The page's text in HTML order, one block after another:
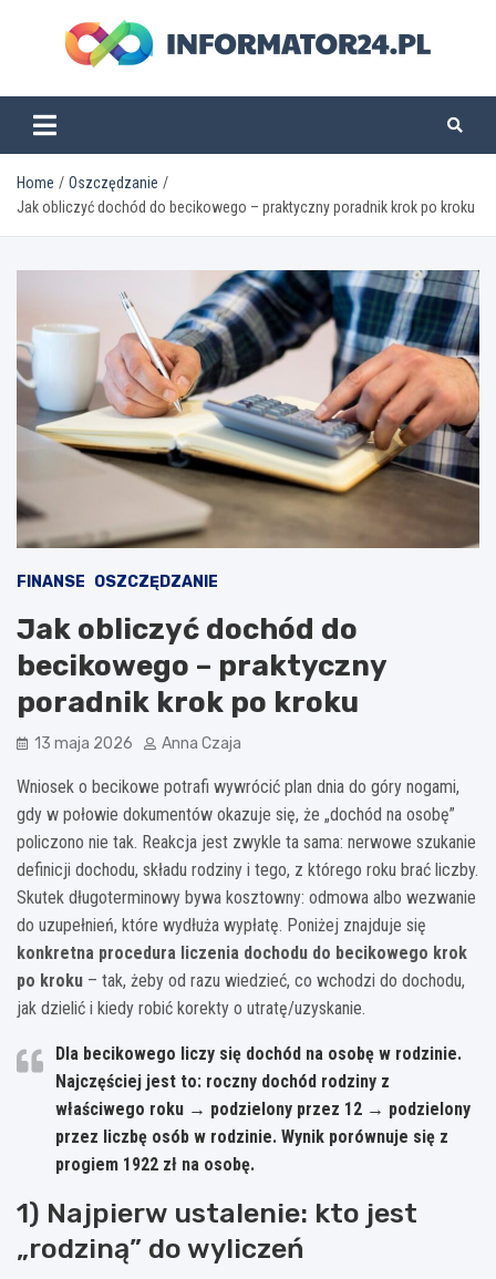
informator24.pl
Home
Oszczędzanie
Jak obliczyć dochód do becikowego – praktyczny poradnik krok po kroku
FINANSE OSZCZĘDZANIE
Jak obliczyć dochód do
becikowego – praktyczny
poradnik krok po kroku
13 maja 2026 Anna Czaja
Wniosek o becikowe potrafi wywrócić plan dnia do góry nogami,
gdy w połowie dokumentów okazuje się, że „dochód na osobę”
policzono nie tak. Reakcja jest zwykle ta sama: nerwowe szukanie
definicji dochodu, składu rodziny i tego, z którego roku brać liczby.
Skutek długoterminowy bywa kosztowny: odmowa albo wezwanie
do uzupełnień, które wydłuża wypłatę. Poniżej znajduje się
konkretna procedura liczenia dochodu do becikowego krok
po kroku – tak, żeby od razu wiedzieć, co wchodzi do dochodu,
jak dzielić i kiedy robić korekty o utratę/uzyskanie.
Dla becikowego liczy się dochód na osobę w rodzinie.
Najczęściej jest to: roczny dochód rodziny z
właściwego roku → podzielony przez 12 → podzielony
przez liczbę osób w rodzinie. Wynik porównuje się z
progiem 1922 zł na osobę.
1) Najpierw ustalenie: kto jest
„rodziną” do wyliczeń